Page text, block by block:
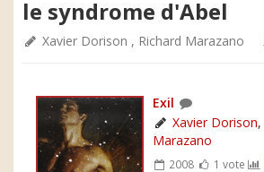
le syndrome d'Abel
Xavier Dorison , Richard Marazano
Exil
Xavier Dorison,
Marazano
2008 1 vote